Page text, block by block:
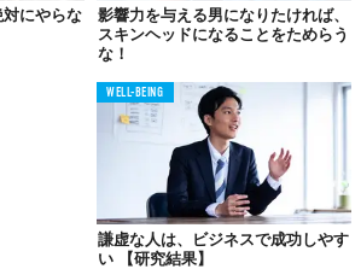
新興宗教にはまってしまう人たち、若いタ
抱く人たちの心理にも似ている。そのよう
を、私たちは永遠に持ち続けてきたのであ
いものには深い不安を覚える。「答え」が
たときに、「これでいいんだろうか」「自
ないだろうか」と不安になってしまう。そ
、「完全なるもの」の存在と出会うとき
ものが「答え」を提示してくれると錯覚
にやらな
影響力を与える男になりたければ、
スキンヘッドになることをためらう
な！
WELL-BEING
謙虚な人は、ビジネスで成功しやす
い 【研究結果】